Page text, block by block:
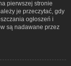
pierwszej stronie
je przeczytać, gdy
ogłoszeń i
są nadawane przez